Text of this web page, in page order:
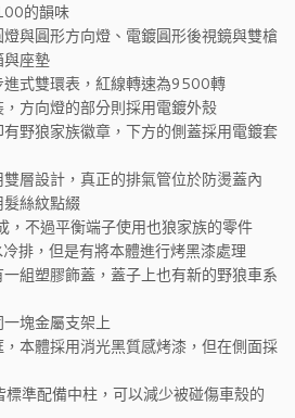
的韻味
與圓形方向燈、電鍍圓形後視鏡與雙槍
座墊
式雙環表，紅線轉速為9500轉
方向燈的部分則採用電鍍外殼
野狼家族徽章，下方的側蓋採用電鍍套
層設計，真正的排氣管位於防燙蓋內
絲紋點綴
，不過平衡端子使用也狼家族的零件
排，但是有將本體進行烤黑漆處理
組塑膠飾蓋，蓋子上也有新的野狼車系
塊金屬支架上
本體採用消光黑質感烤漆，但在側面採
準配備中柱，可以減少被碰傷車殼的